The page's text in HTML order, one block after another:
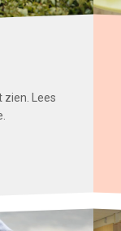
zien. Lees